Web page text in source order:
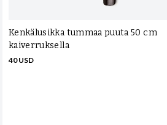
Kenkälusikka tummaa puuta 50 cm
kaiverruksella
40 USD